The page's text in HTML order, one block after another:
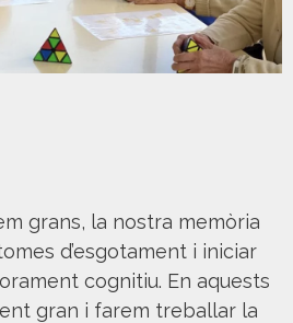
grans, la nostra memòria
d’esgotament i iniciar
cognitiu. En aquests
gran i farem treballar la